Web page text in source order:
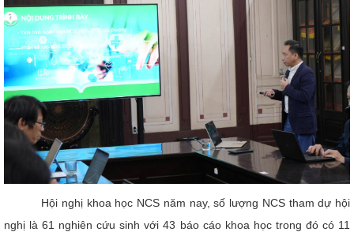
Hội nghị khoa học NCS năm nay, số lượng NCS tham dự hội
nghị là 61 nghiên cứu sinh với 43 báo cáo khoa học trong đó có 11